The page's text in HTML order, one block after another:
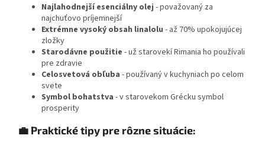
Najlahodnejší esenciálny olej - považovaný za
najchuťovo príjemnejší
Extrémne vysoký obsah linalolu - až 70% upokojujúcej
zložky
Starodávne použitie - už starovekí Rimania ho používali
pre zdravie
Celosvetová obľuba - používaný v kuchyniach po celom
svete
Symbol bohatstva - v starovekom Grécku symbol
prosperity
💼 Praktické tipy pre rôzne situácie: